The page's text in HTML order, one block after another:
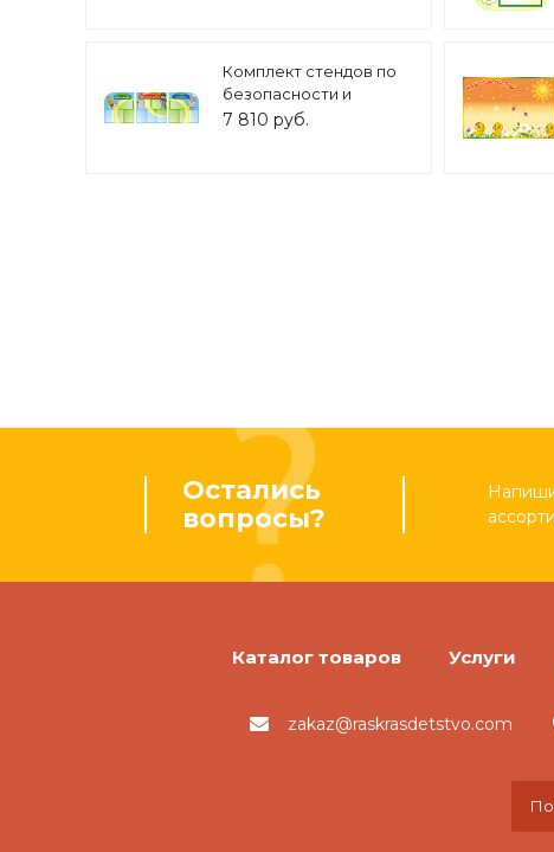
Комплект стендов по
безопасности и
здоровому образу
7 810 руб.
Остались
вопросы?
Каталог товаров Услуги
zakaz@raskrasdetstvo.com